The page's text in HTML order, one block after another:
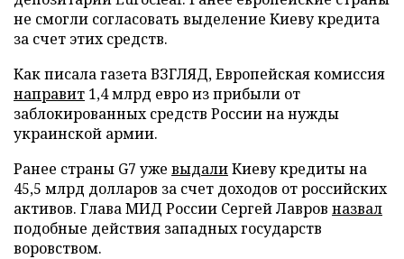
не смогли согласовать выделение Киеву кредита
за счет этих средств.
Как писала газета ВЗГЛЯД, Европейская комиссия
направит 1,4 млрд евро из прибыли от
заблокированных средств России на нужды
украинской армии.
Ранее страны G7 уже выдалиКиеву кредиты на
45,5 млрд долларов за счет доходов от российских
активов. Глава МИД России Сергей Лавров назвал
подобные действия западных государств
воровством.